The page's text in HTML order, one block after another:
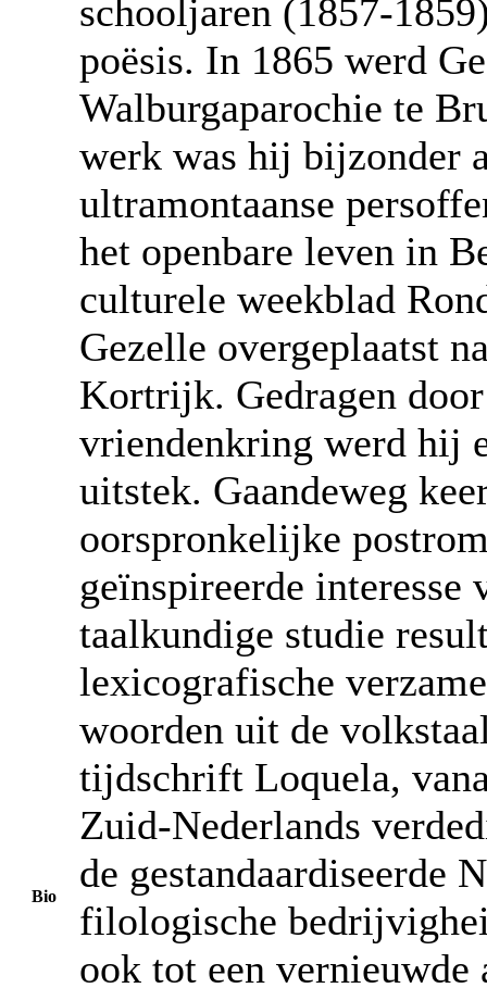
Bio
schooljaren (1857-
poësis. In 1865 werd
Walburgaparochie te
werk was hij bijzonder
ultramontaanse
het openbare leven in
culturele weekblad
Gezelle overgeplaatst
Kortrijk. Gedragen
vriendenkring werd hij
uitstek. Gaandeweg
oorspronkelijke
geïnspireerde interesse
taalkundige studie
lexicografische
woorden uit de
tijdschrift Loquela,
Zuid-Nederlands
de gestandaardiseerde
filologische
ook tot een